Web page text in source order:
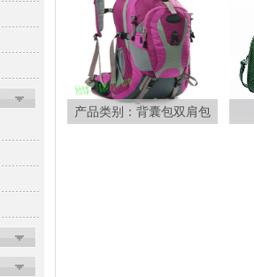
产品类别：背囊包双肩包